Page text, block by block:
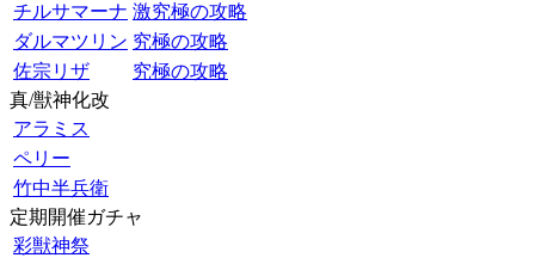
チルサマーナ 激究極の攻略
ダルマツリン 究極の攻略
佐宗リザ
究極の攻略
真/獣神化改
アラミス
ペリー
竹中半兵衛
定期開催ガチャ
彩獣神祭